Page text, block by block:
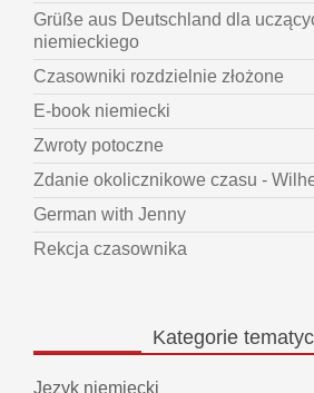
Grüße aus Deutschland dla
niemieckiego
Czasowniki rozdzielnie złożone
E-book niemiecki
Zwroty potoczne
Zdanie okolicznikowe czasu -
German with Jenny
Rekcja czasownika
Kategorie
Język niemiecki